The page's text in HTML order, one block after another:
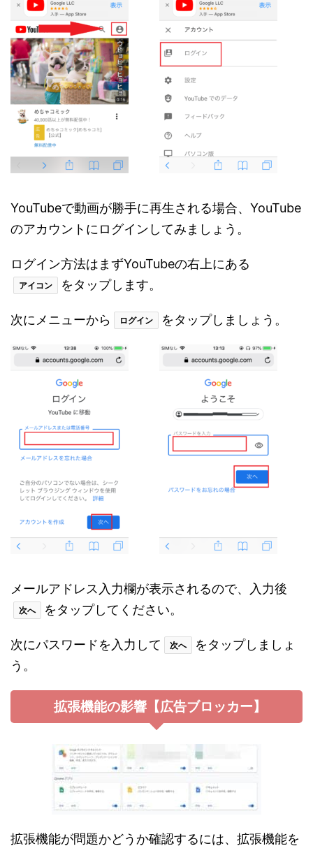
YouTubeで動画が勝手に再生される場合、YouTube
のアカウントにログインしてみましょう。
ログイン方法はまずYouTubeの右上にある
アイコン をタップします。
次にメニューから ログイン をタップしましょう。
メールアドレス入力欄が表示されるので、入力後
次へ をタップしてください。
次にパスワードを入力して 次へ
をタップしましょ
う。
拡張機能の影響【広告ブロッカー】
拡張機能が問題かどうか確認するには、拡張機能を